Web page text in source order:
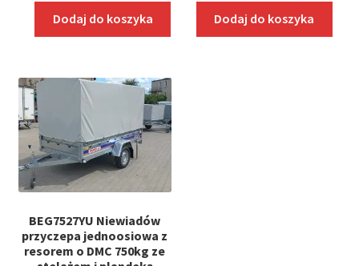
4
cena
wynosi:
248,00 zł.
Dodaj do koszyka Dodaj do koszyka
BEG7527YU Niewiadów
przyczepa jednoosiowa z
resorem o DMC 750kg ze